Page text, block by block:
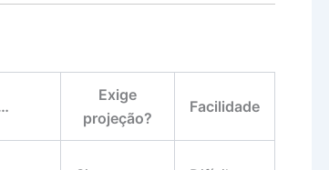
Exige
projeção?
Facilidade